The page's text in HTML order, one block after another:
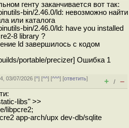
генту заканчивается вот так:
bin/2.46.0/ld: невозможно найти
или каталога
bin/2.46.0/ld: have you installed
8 library ?
ld завершилось с кодом
portable/precizer] Ошибка 1
03/07/2026 [^] [^^] [^^^] [ответить]
+ / –
libs" >>
libpcre2;
app-arch/upx dev-db/sqlite